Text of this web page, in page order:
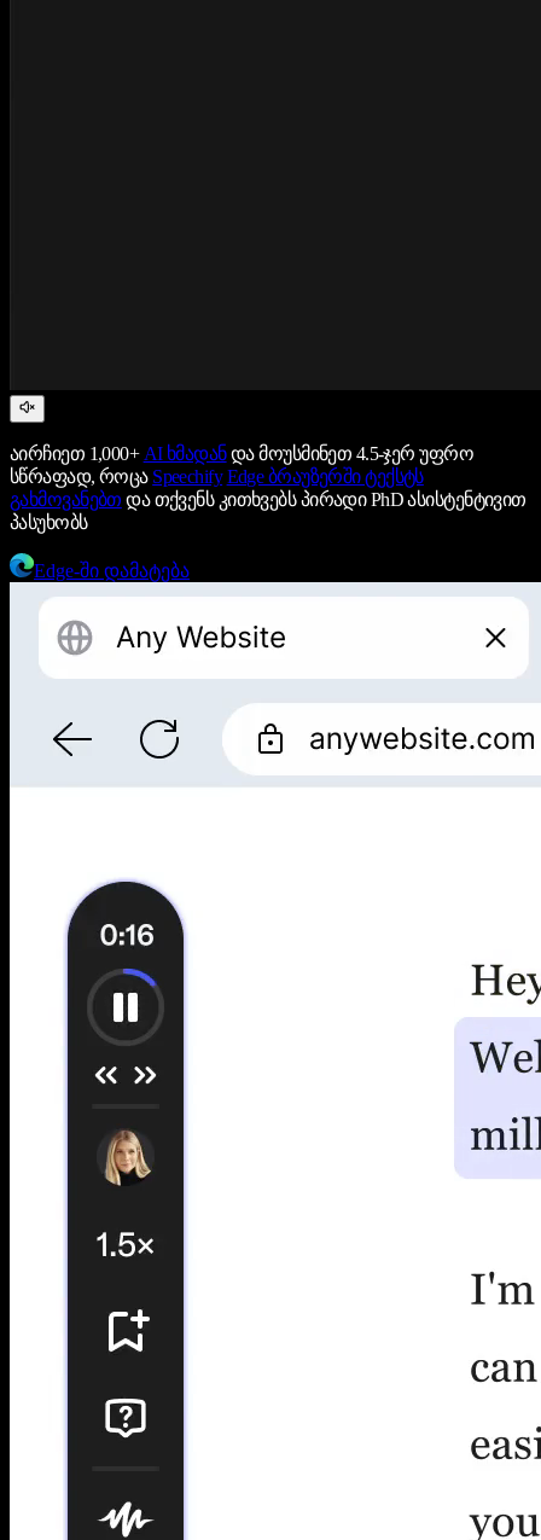
აირჩიეთ 1,000+ AI ხმადანდა მოუსმინეთ 4.5-ჯერ უფრო
სწრაფად, როცა Speechify Edge ბრაუზერში ტექსტს
გახმოვანებთ და თქვენს კითხვებს პირადი PhD ასისტენტივით
პასუხობს
Edge-ში დამატება